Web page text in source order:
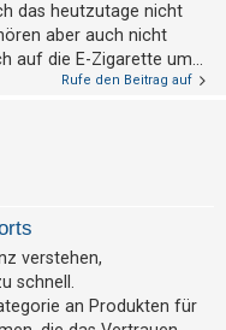
das heutzutage nicht
aber auch nicht
auf die E-Zigarette um...
Rufe den Beitrag auf
verstehen,
schnell.
an Produkten für